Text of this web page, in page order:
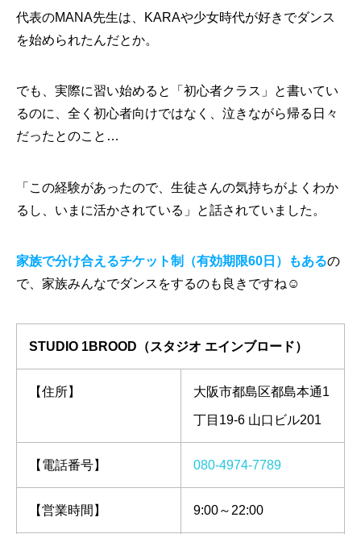
代表のMANA先生は、KARAや少女時代が好きでダンス
を始められたんだとか。
でも、実際に習い始めると「初心者クラス」と書いてい
るのに、全く初心者向けではなく、泣きながら帰る日々
だったとのこと…
「この経験があったので、生徒さんの気持ちがよくわか
るし、いまに活かされている」と話されていました。
家族で分け合えるチケット制（有効期限60日）もあるの
で、家族みんなでダンスをするのも良きですね☺
STUDIO 1BROOD（スタジオ エインブロード）
【住所】 大阪市都島区都島本通1
丁目19-6 山口ビル201
【電話番号】 080-4974-7789
【営業時間】 9:00～22:00